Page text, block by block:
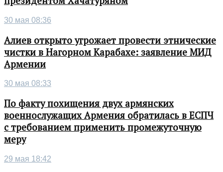
30 мая 08:36
Алиев открыто угрожает провести этнические
чистки в Нагорном Карабахе: заявление МИД
Армении
30 мая 08:33
По факту похищения двух армянских
военнослужащих Армения обратилась в ЕСПЧ
с требованием применить промежуточную
меру
29 мая 18:42